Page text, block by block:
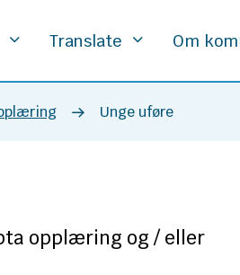
Translate Om
Unge uføre
opplæring og / eller